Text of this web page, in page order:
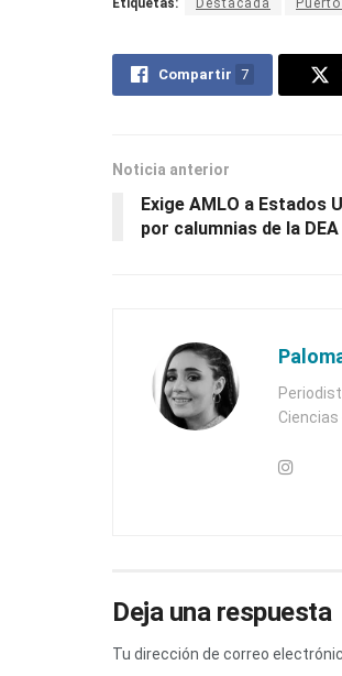
Etiquetas: Destacada
Compartir 7
Noticia anterior
Exige AMLO a Estados
por calumnias de la DEA
Deja una respuesta
Tu dirección de correo